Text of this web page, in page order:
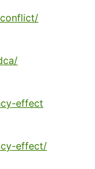
effect
effect/